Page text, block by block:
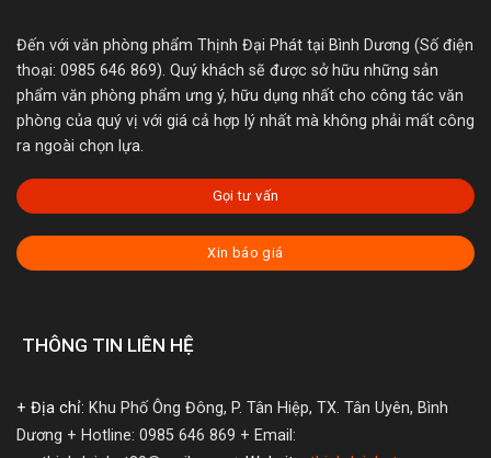
Đến với văn phòng phẩm Thịnh Đại Phát tại Bình Dương (Số điện
thoại: 0985 646 869). Quý khách sẽ được sở hữu những sản
phẩm văn phòng phẩm ưng ý, hữu dụng nhất cho công tác văn
phòng của quý vị với giá cả hợp lý nhất mà không phải mất công
ra ngoài chọn lựa.
Gọi tư vấn
Xin báo giá
THÔNG TIN LIÊN HỆ
+ Địa chỉ: Khu Phố Ông Đông, P. Tân Hiệp, TX. Tân Uyên, Bình
Dương + Hotline: 0985 646 869 + Email: